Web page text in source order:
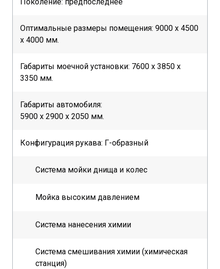
Поколение: предпоследнее
Оптимальные размеры помещения: 9000 х 4500
х 4000 мм.
Габариты моечной установки: 7600 х 3850 х
3350 мм.
Габариты автомобиля:
5900 х 2900 х 2050 мм.
Конфигурация рукава: Г-образный
Система мойки днища и колес
Мойка высоким давлением
Система нанесения химии
Система смешивания химии (химическая
станция)